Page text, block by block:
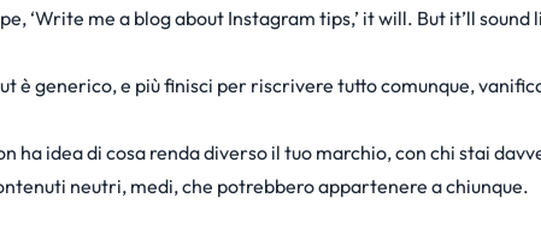
‘Write me a blog about Instagram tips,’ it will. But it’ll sound
è generico, e più finisci per riscrivere tutto comunque,
ha idea di cosa renda diverso il tuo marchio, con chi stai
neutri, medi, che potrebbero appartenere a chiunque.